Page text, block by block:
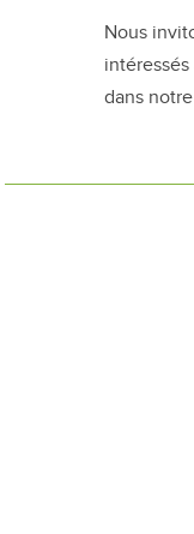
Nous
dans